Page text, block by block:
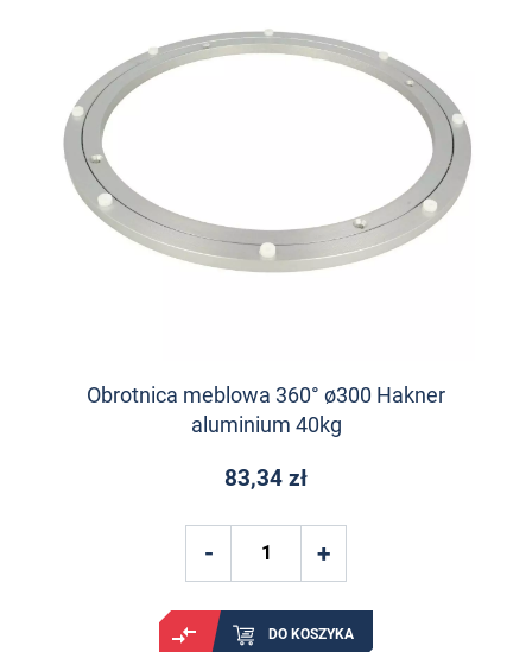
Obrotnica meblowa 360° ø300 Hakner
aluminium 40kg
83,34 zł
DO KOSZYKA